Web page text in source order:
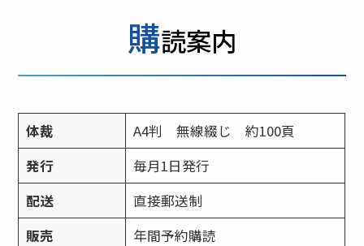
購読案内
体裁
A4判 無線綴じ 約100頁
発行
毎月1日発行
配送
直接郵送制
販売
年間予約購読